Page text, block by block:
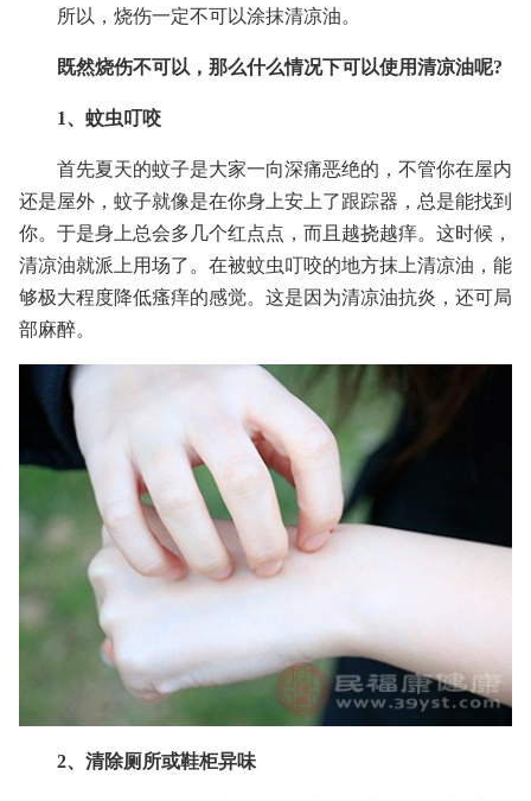
所以，烧伤一定不可以涂抹清凉油。
既然烧伤不可以，那么什么情况下可以使用清凉油呢?
1、蚊虫叮咬
首先夏天的蚊子是大家一向深痛恶绝的，不管你在屋内
还是屋外，蚊子就像是在你身上安上了跟踪器，总是能找到
你。于是身上总会多几个红点点，而且越挠越痒。这时候，
清凉油就派上用场了。在被蚊虫叮咬的地方抹上清凉油，能
够极大程度降低瘙痒的感觉。这是因为清凉油抗炎，还可局
部麻醉。
2、清除厕所或鞋柜异味